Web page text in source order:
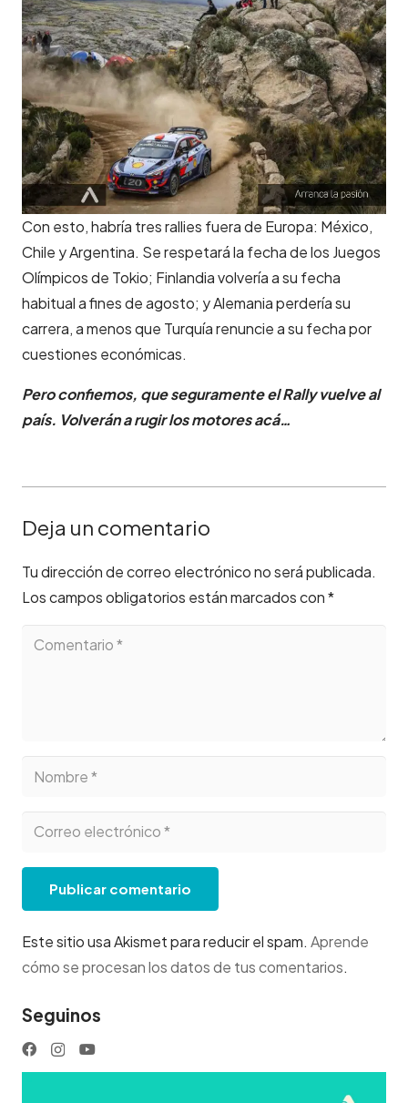
Con esto, habría tres rallies fuera de Europa: México,
Chile y Argentina. Se respetará la fecha de los Juegos
Olímpicos de Tokio; Finlandia volvería a su fecha
habitual a fines de agosto; y Alemania perdería su
carrera, a menos que Turquía renuncie a su fecha por
cuestiones económicas.
Pero confiemos, que seguramente el Rally vuelve al
país. Volverán a rugir los motores acá…
Deja un comentario
Tu dirección de correo electrónico no será publicada.
Los campos obligatorios están marcados con*
Publicar comentario
Este sitio usa Akismet para reducir el spam. Aprende
cómo se procesan los datos de tus comentarios.
Seguinos